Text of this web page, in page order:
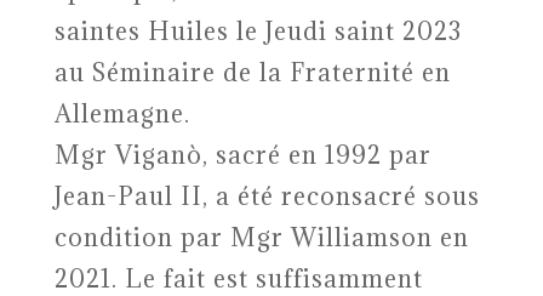
saintes Huiles le Jeudi saint 2023
au Séminaire de la Fraternité en
Allemagne.
Mgr Viganò, sacré en 1992 par
Jean-Paul II, a été reconsacré sous
condition par Mgr Williamson en
2021. Le fait est suffisamment